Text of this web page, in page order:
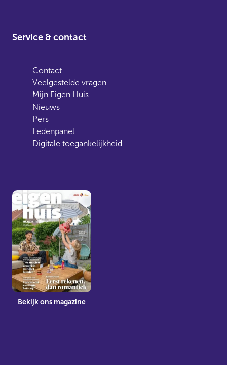
Service & contact
Contact
Veelgestelde vragen
Mijn Eigen Huis
Nieuws
Pers
Ledenpanel
Digitale toegankelijkheid
Bekijk ons magazine